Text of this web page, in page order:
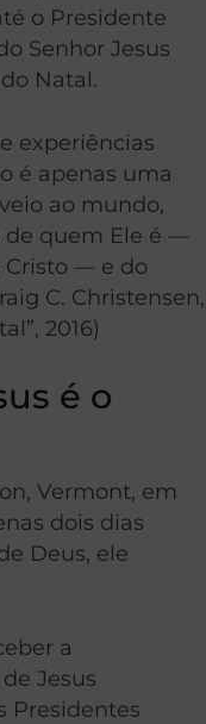
o Presidente
Senhor Jesus
Natal.
experiências
é apenas uma
ao mundo,
quem Ele é —
Cristo — e do
C. Christensen,
2016)
é o
Vermont, em
dois dias
Deus, ele
a
Jesus
Presidentes